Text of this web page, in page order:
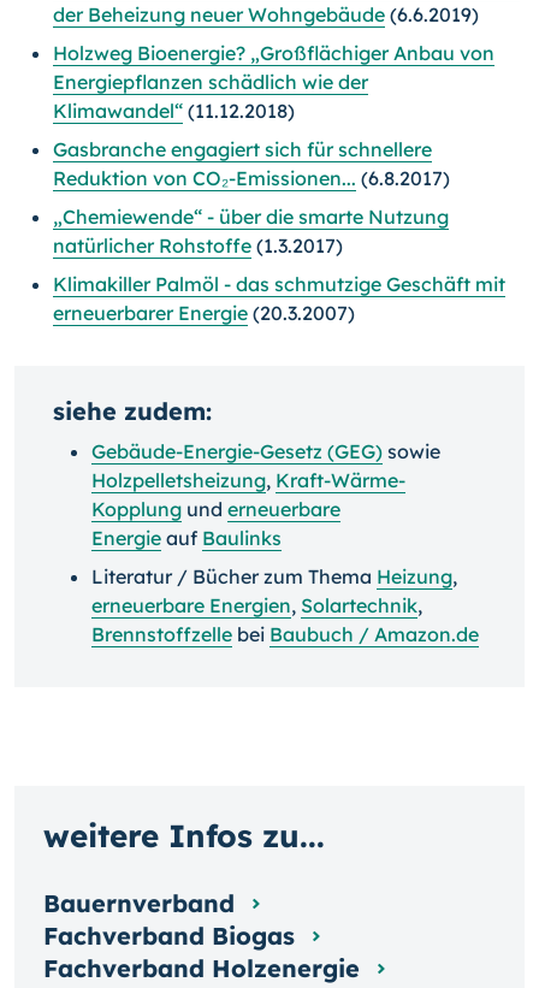
der Beheizung neuer Wohngebäude (6.6.2019)
Holzweg Bioenergie? „Großflächiger Anbau von
Energiepflanzen schädlich wie der
Klimawandel“ (11.12.2018)
Gasbranche engagiert sich für schnellere
Reduktion von CO₂-Emissionen... (6.8.2017)
„Chemiewende“ - über die smarte Nutzung
natürlicher Rohstoffe (1.3.2017)
Klimakiller Palmöl - das schmutzige Geschäft mit
erneuerbarer Energie (20.3.2007)
siehe zudem:
Gebäude-Energie-Gesetz (GEG) sowie
Holzpelletsheizung, Kraft-Wärme-
Kopplung und erneuerbare
Energie auf Baulinks
Literatur / Bücher zum Thema Heizung,
erneuerbare Energien, Solartechnik,
Brennstoffzelle bei Baubuch / Amazon.de
weitere Infos zu...
Bauernverband
Fachverband Biogas
Fachverband Holzenergie